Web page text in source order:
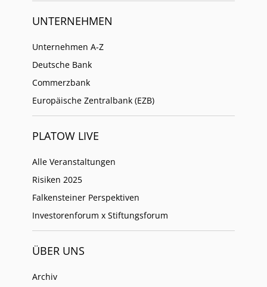
UNTERNEHMEN
Unternehmen A-Z
Deutsche Bank
Commerzbank
Europäische Zentralbank (EZB)
PLATOW LIVE
Alle Veranstaltungen
Risiken 2025
Falkensteiner Perspektiven
Investorenforum x Stiftungsforum
ÜBER UNS
Archiv